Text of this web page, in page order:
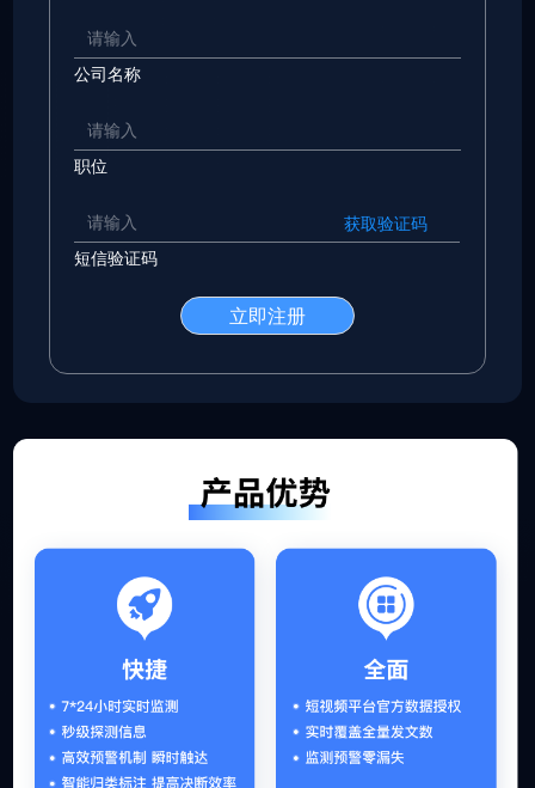
公司名称
职位
获取验证码
短信验证码
立即注册